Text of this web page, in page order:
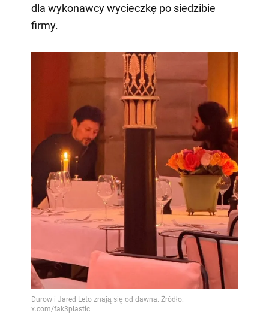
dla wykonawcy wycieczkę po siedzibie
firmy.